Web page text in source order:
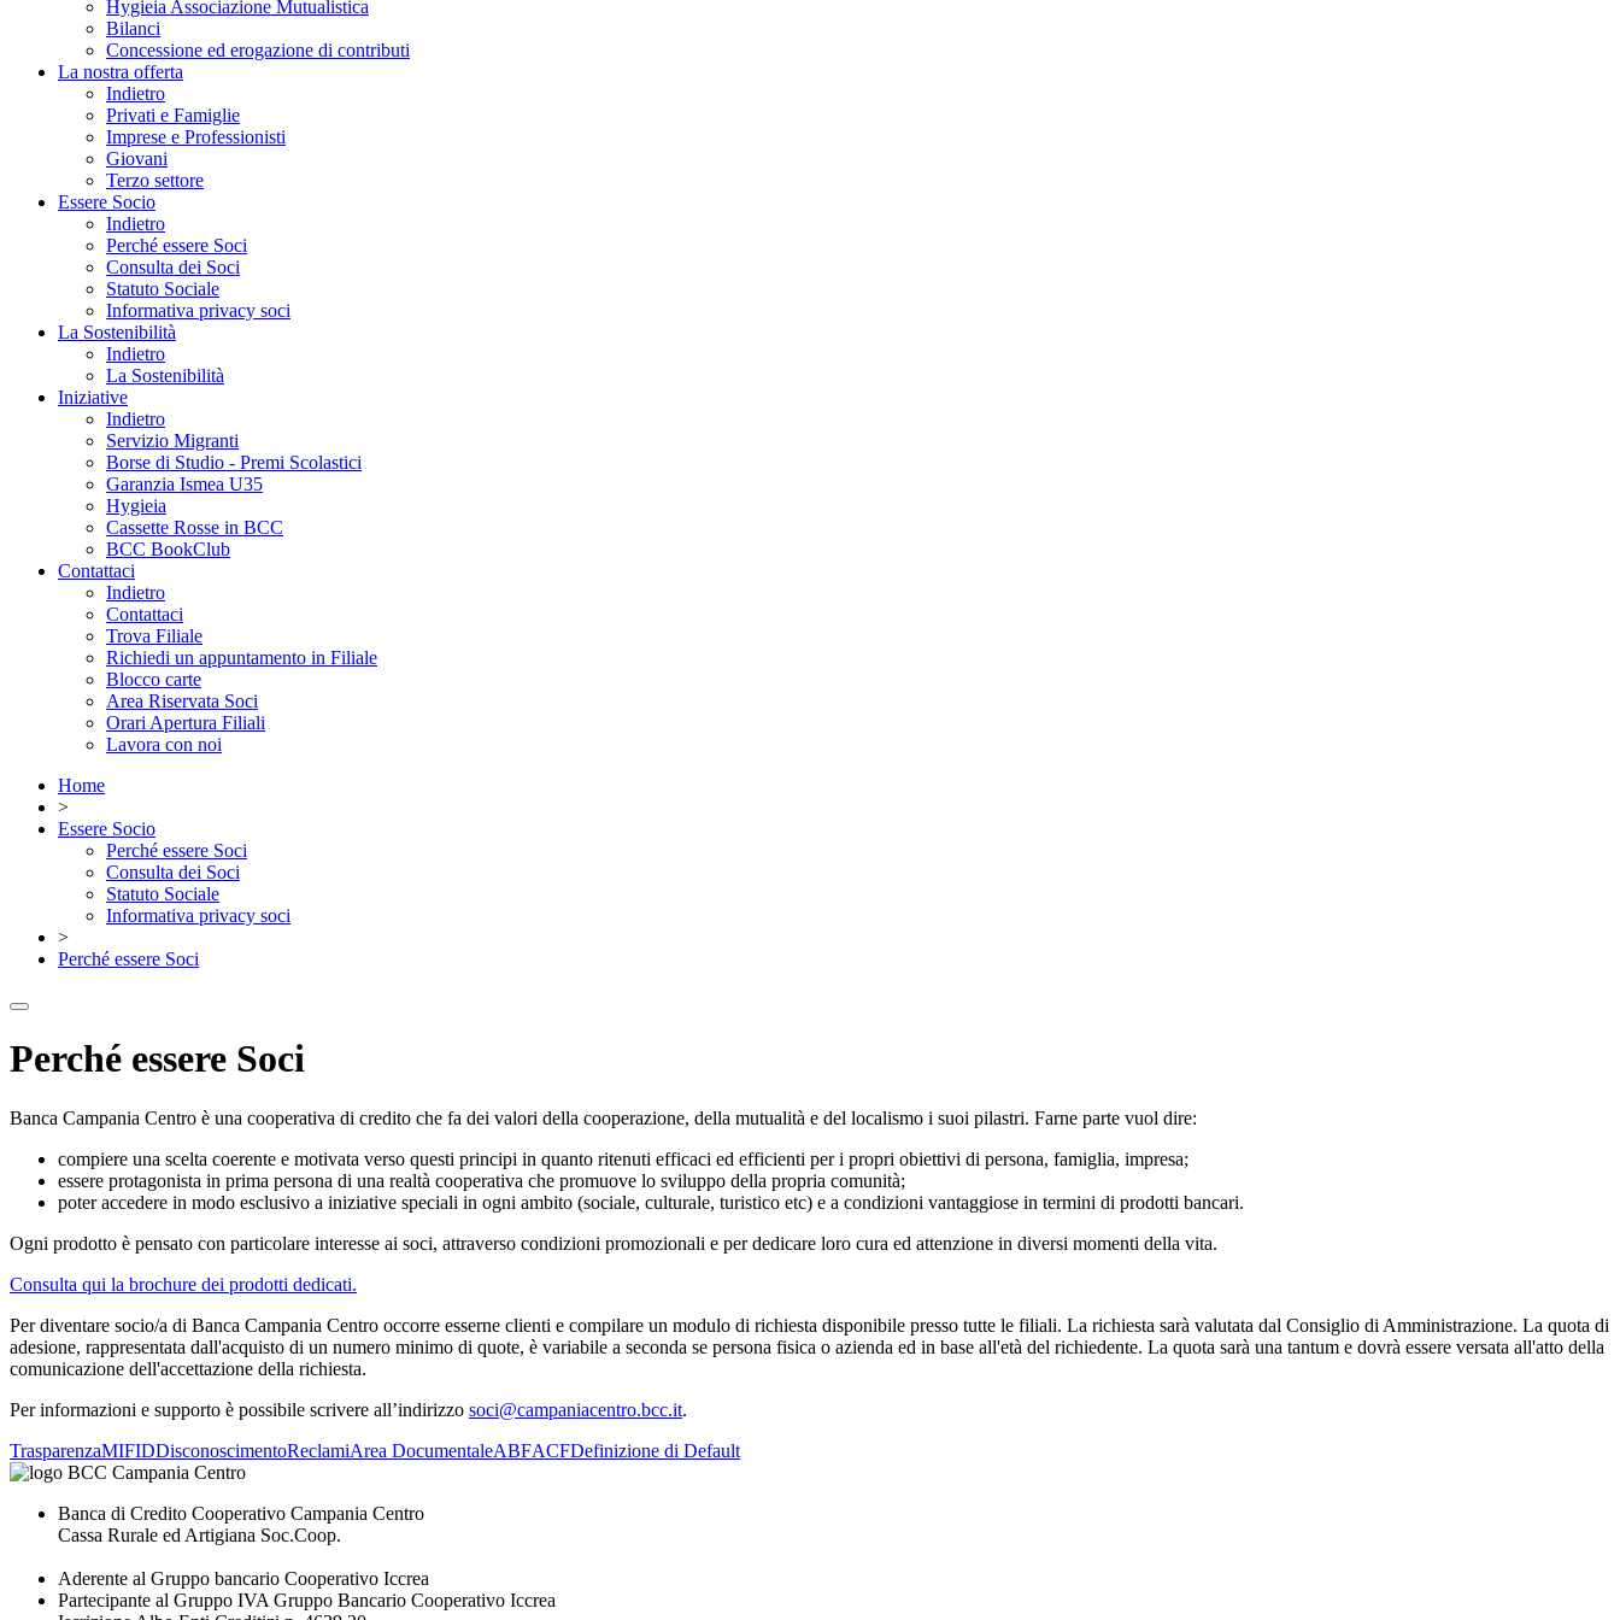
Hygieia Associazione Mutualistica
Bilanci
Concessione ed erogazione di contributi
La nostra offerta
Indietro
Privati e Famiglie
Imprese e Professionisti
Giovani
Terzo settore
Essere Socio
Indietro
Perché essere Soci
Consulta dei Soci
Statuto Sociale
Informativa privacy soci
La Sostenibilità
Indietro
La Sostenibilità
Iniziative
Indietro
Servizio Migranti
Borse di Studio - Premi Scolastici
Garanzia Ismea U35
Hygieia
Cassette Rosse in BCC
BCC BookClub
Contattaci
Indietro
Contattaci
Trova Filiale
Richiedi un appuntamento in Filiale
Blocco carte
Area Riservata Soci
Orari Apertura Filiali
Lavora con noi
Home
>
Essere Socio
Perché essere Soci
Consulta dei Soci
Statuto Sociale
Informativa privacy soci
>
Perché essere Soci
Perché essere Soci
Banca Campania Centro è una cooperativa di credito che fa dei valori della cooperazione, della mutualità e del localismo i suoi pilastri. Farne parte vuol dire:
compiere una scelta coerente e motivata verso questi principi in quanto ritenuti efficaci ed efficienti per i propri obiettivi di persona, famiglia, impresa;
essere protagonista in prima persona di una realtà cooperativa che promuove lo sviluppo della propria comunità;
poter accedere in modo esclusivo a iniziative speciali in ogni ambito (sociale, culturale, turistico etc) e a condizioni vantaggiose in termini di prodotti bancari.
Ogni prodotto è pensato con particolare interesse ai soci, attraverso condizioni promozionali e per dedicare loro cura ed attenzione in diversi momenti della vita.
Consulta qui la brochure dei prodotti dedicati.
Per diventare socio/a di Banca Campania Centro occorre esserne clienti e compilare un modulo di richiesta disponibile presso tutte le filiali. La richiesta sarà valutata dal Consiglio di Amministrazione. La quota di
adesione, rappresentata dall'acquisto di un numero minimo di quote, è variabile a seconda se persona fisica o azienda ed in base all'età del richiedente. La quota sarà una tantum e dovrà essere versata all'atto della
comunicazione dell'accettazione della richiesta.
Per informazioni e supporto è possibile scrivere all’indirizzo soci@campaniacentro.bcc.it.
TrasparenzaMIFIDDisconoscimentoReclamiArea DocumentaleABFACFDefinizione di Default
Banca di Credito Cooperativo Campania Centro
Cassa Rurale ed Artigiana Soc.Coop.
Aderente al Gruppo bancario Cooperativo Iccrea
Partecipante al Gruppo IVA Gruppo Bancario Cooperativo Iccrea